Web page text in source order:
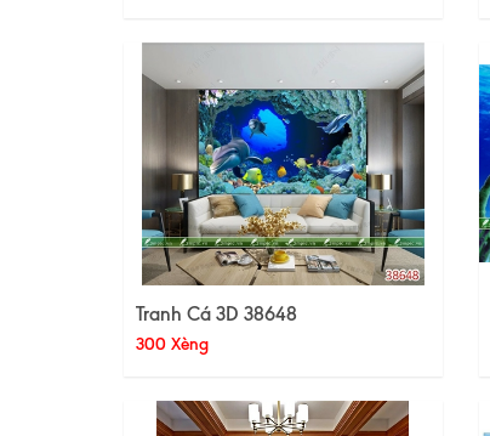
Tranh Cá 3D 38648
300 Xèng